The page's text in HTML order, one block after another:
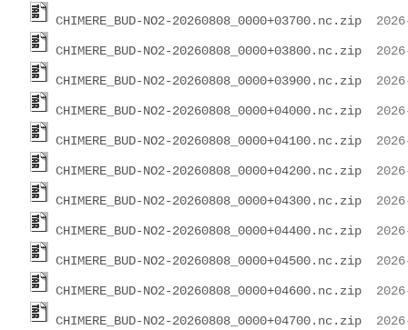
CHIMERE_BUD-NO2-20260808_0000+03700.nc.zip
CHIMERE_BUD-NO2-20260808_0000+03800.nc.zip
CHIMERE_BUD-NO2-20260808_0000+03900.nc.zip
CHIMERE_BUD-NO2-20260808_0000+04000.nc.zip
CHIMERE_BUD-NO2-20260808_0000+04100.nc.zip
CHIMERE_BUD-NO2-20260808_0000+04200.nc.zip
CHIMERE_BUD-NO2-20260808_0000+04300.nc.zip
CHIMERE_BUD-NO2-20260808_0000+04400.nc.zip
CHIMERE_BUD-NO2-20260808_0000+04500.nc.zip
CHIMERE_BUD-NO2-20260808_0000+04600.nc.zip
CHIMERE_BUD-NO2-20260808_0000+04700.nc.zip